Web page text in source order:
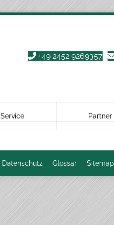
+49 2452 9269357
Service Partner
Datenschutz Glossar Sitemap